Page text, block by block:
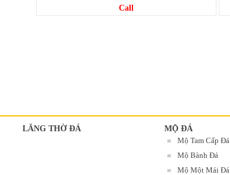
Call
LĂNG THỜ ĐÁ
MỘ ĐÁ
Mộ Tam Cấp Đá
Mộ Bành Đá
Mộ Một Mái Đá